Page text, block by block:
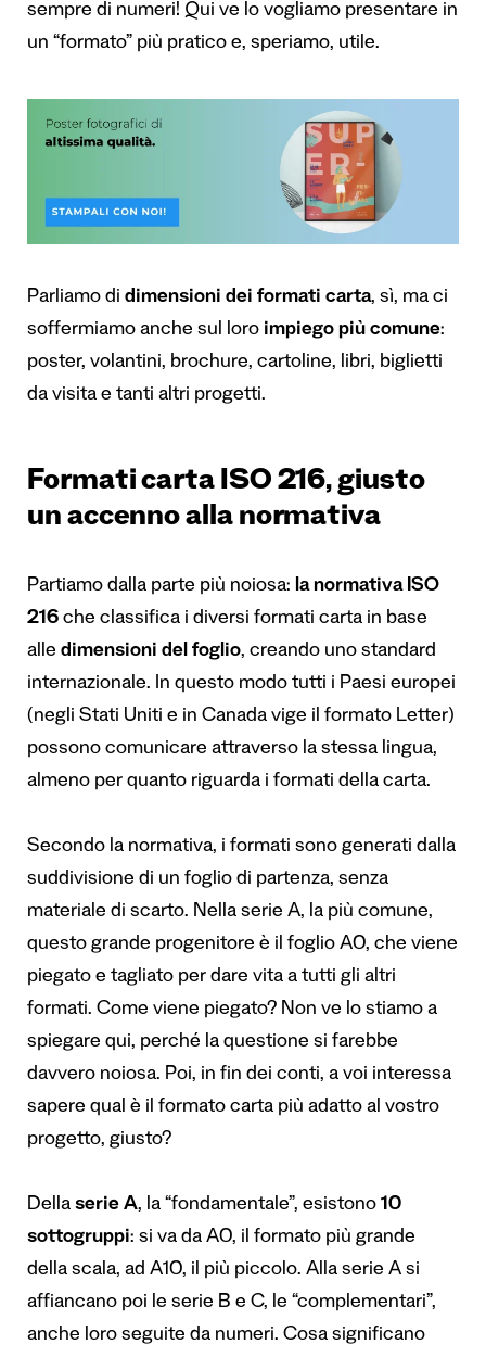
sempre di numeri! Qui ve lo vogliamo presentare in
un “formato” più pratico e, speriamo, utile.
Parliamo di dimensioni dei formati carta, sì, ma ci
soffermiamo anche sul loro impiego più comune:
poster, volantini, brochure, cartoline, libri, biglietti
da visita e tanti altri progetti.
Formati carta ISO 216, giusto
un accenno alla normativa
Partiamo dalla parte più noiosa: la normativa ISO
216 che classifica i diversi formati carta in base
alle dimensioni del foglio, creando uno standard
internazionale. In questo modo tutti i Paesi europei
(negli Stati Uniti e in Canada vige il formato Letter)
possono comunicare attraverso la stessa lingua,
almeno per quanto riguarda i formati della carta.
Secondo la normativa, i formati sono generati dalla
suddivisione di un foglio di partenza, senza
materiale di scarto. Nella serie A, la più comune,
questo grande progenitore è il foglio A0, che viene
piegato e tagliato per dare vita a tutti gli altri
formati. Come viene piegato? Non ve lo stiamo a
spiegare qui, perché la questione si farebbe
davvero noiosa. Poi, in fin dei conti, a voi interessa
sapere qual è il formato carta più adatto al vostro
progetto, giusto?
Della serie A, la “fondamentale”, esistono 10
sottogruppi: si va da A0, il formato più grande
della scala, ad A10, il più piccolo. Alla serie A si
affiancano poi le serie B e C, le “complementari”,
anche loro seguite da numeri. Cosa significano